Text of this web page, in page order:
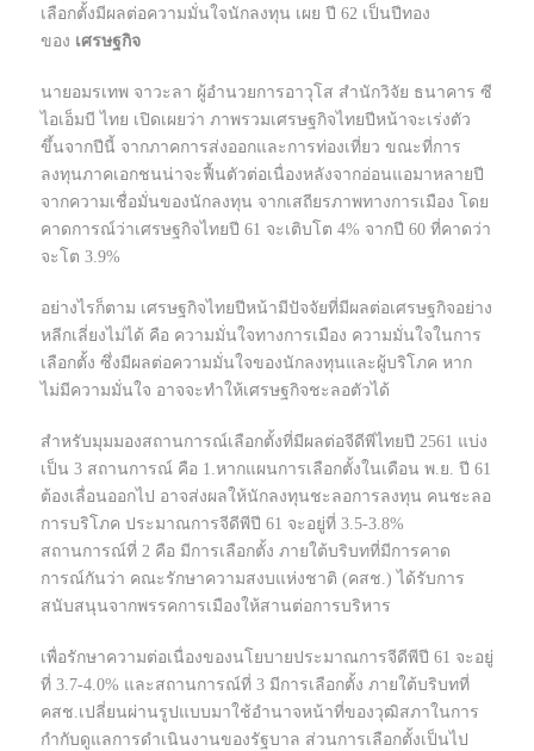
เลือกตั้งมีผลต่อความมั่นใจนักลงทุน เผย ปี 62 เป็นปีทอง
ของ เศรษฐกิจ
นายอมรเทพ จาวะลา ผู้อำนวยการอาวุโส สำนักวิจัย ธนาคาร ซี
ไอเอ็มบี ไทย เปิดเผยว่า ภาพรวมเศรษฐกิจไทยปีหน้าจะเร่งตัว
ขึ้นจากปีนี้ จากภาคการส่งออกและการท่องเที่ยว ขณะที่การ
ลงทุนภาคเอกชนน่าจะฟื้นตัวต่อเนื่องหลังจากอ่อนแอมาหลายปี
จากความเชื่อมั่นของนักลงทุน จากเสถียรภาพทางการเมือง โดย
คาดการณ์ว่าเศรษฐกิจไทยปี 61 จะเติบโต 4% จากปี 60 ที่คาดว่า
จะโต 3.9%
อย่างไรก็ตาม เศรษฐกิจไทยปีหน้ามีปัจจัยที่มีผลต่อเศรษฐกิจอย่าง
หลีกเลี่ยงไม่ได้ คือ ความมั่นใจทางการเมือง ความมั่นใจในการ
เลือกตั้ง ซึ่งมีผลต่อความมั่นใจของนักลงทุนและผู้บริโภค หาก
ไม่มีความมั่นใจ อาจจะทำให้เศรษฐกิจชะลอตัวได้
สำหรับมุมมองสถานการณ์เลือกตั้งที่มีผลต่อจีดีพีไทยปี 2561 แบ่ง
เป็น 3 สถานการณ์ คือ 1.หากแผนการเลือกตั้งในเดือน พ.ย. ปี 61
ต้องเลื่อนออกไป อาจส่งผลให้นักลงทุนชะลอการลงทุน คนชะลอ
การบริโภค ประมาณการจีดีพีปี 61 จะอยู่ที่ 3.5-3.8%
สถานการณ์ที่ 2 คือ มีการเลือกตั้ง ภายใต้บริบทที่มีการคาด
การณ์กันว่า คณะรักษาความสงบแห่งชาติ (คสช.) ได้รับการ
สนับสนุนจากพรรคการเมืองให้สานต่อการบริหาร
เพื่อรักษาความต่อเนื่องของนโยบายประมาณการจีดีพีปี 61 จะอยู่
ที่ 3.7-4.0% และสถานการณ์ที่ 3 มีการเลือกตั้ง ภายใต้บริบทที่
คสช.เปลี่ยนผ่านรูปแบบมาใช้อำนาจหน้าที่ของวุฒิสภาในการ
กำกับดูแลการดำเนินงานของรัฐบาล ส่วนการเลือกตั้งเป็นไป